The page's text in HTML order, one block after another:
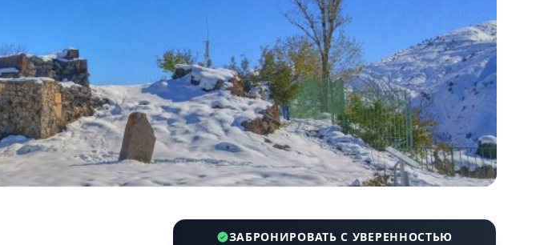
ЗАБРОНИРОВАТЬ С УВЕРЕННОСТЬЮ